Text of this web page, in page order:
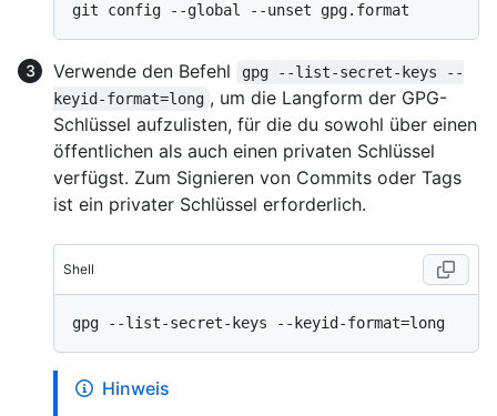
Verwende den Befehl
gpg --list-secret-keys --
keyid-format=long , um die Langform der GPG-
Schlüssel aufzulisten, für die du sowohl über einen
öffentlichen als auch einen privaten Schlüssel
verfügst. Zum Signieren von Commits oder Tags
ist ein privater Schlüssel erforderlich.
Shell
Hinweis